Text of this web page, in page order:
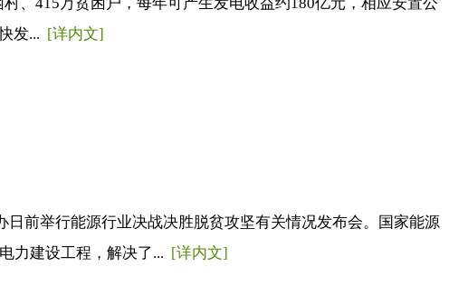
发... [详内文]
前举行能源行业决战决胜脱贫攻坚有关情况发布会。国家能源
力建设工程，解决了... [详内文]